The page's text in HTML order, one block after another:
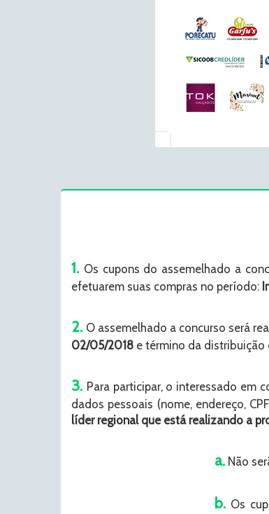
1. Os cupons do assemelhado a
efetuarem suas compras no período:
2. O assemelhado a concurso será
02/05/2018 e término da distribuição
3. Para participar, o interessado em
dados pessoais (nome, endereço,
líder regional que está realizando a
a. Não
b. Os